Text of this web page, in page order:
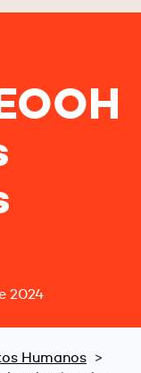
2024
Humanos